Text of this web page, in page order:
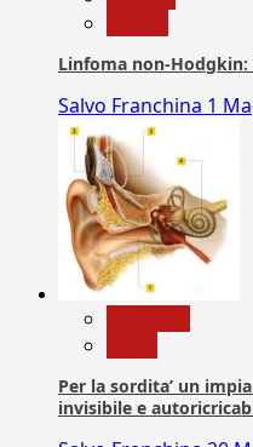
Linfoma non-Hodgkin:
Salvo Franchina 1
Per la sordita’ un
invisibile e